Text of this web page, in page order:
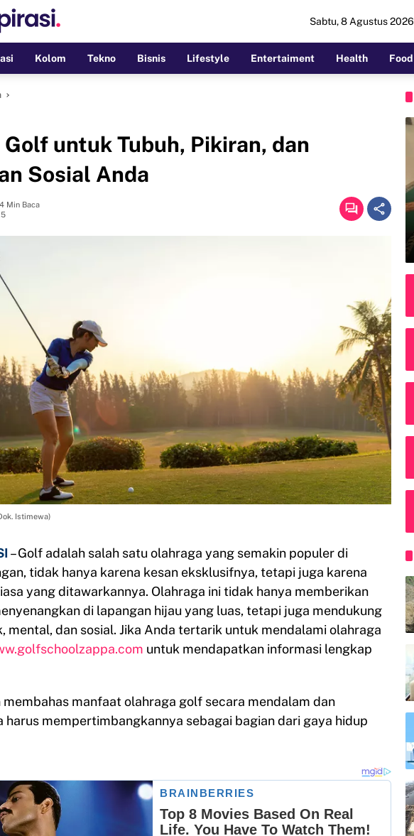
Sabtu, 8 Agustus 2026
Kolom Tekno Bisnis Lifestyle Entertaiment Health Food
untuk Tubuh, Pikiran, dan
Sosial Anda
4 Min Baca
Istimewa)
– Golf adalah salah satu olahraga yang semakin populer di
tidak hanya karena kesan eksklusifnya, tetapi juga karena
yang ditawarkannya. Olahraga ini tidak hanya memberikan
di lapangan hijau yang luas, tetapi juga mendukung
mental, dan sosial. Jika Anda tertarik untuk mendalami olahraga
untuk mendapatkan informasi lengkap
manfaat olahraga golf secara mendalam dan
harus mempertimbangkannya sebagai bagian dari gaya hidup